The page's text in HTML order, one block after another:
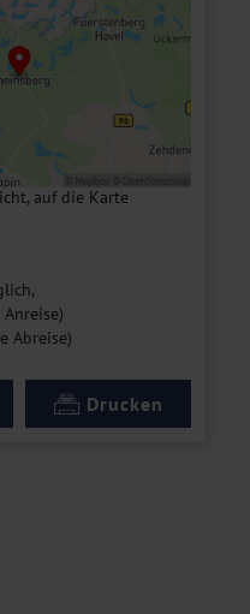
auf die Karte
Abreise)
Drucken